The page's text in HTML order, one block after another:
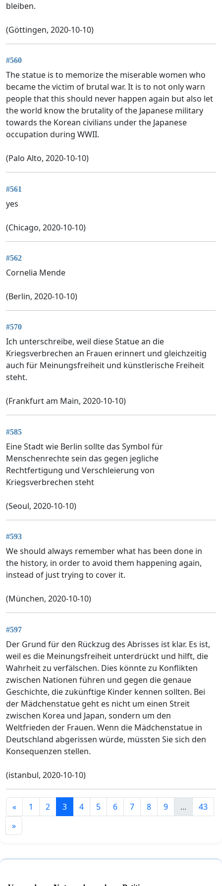
bleiben.
(Göttingen, 2020-10-10)
#560
The statue is to memorize the miserable women who
became the victim of brutal war. It is to not only warn
people that this should never happen again but also let
the world know the brutality of the Japanese military
towards the Korean civilians under the Japanese
occupation during WWII.
(Palo Alto, 2020-10-10)
#561
yes
(Chicago, 2020-10-10)
#562
Cornelia Mende
(Berlin, 2020-10-10)
#570
Ich unterschreibe, weil diese Statue an die
Kriegsverbrechen an Frauen erinnert und gleichzeitig
auch für Meinungsfreiheit und künstlerische Freiheit
steht.
(Frankfurt am Main, 2020-10-10)
#585
Eine Stadt wie Berlin sollte das Symbol für
Menschenrechte sein das gegen jegliche
Rechtfertigung und Verschleierung von
Kriegsverbrechen steht
(Seoul, 2020-10-10)
#593
We should always remember what has been done in
the history, in order to avoid them happening again,
instead of just trying to cover it.
(München, 2020-10-10)
#597
Der Grund für den Rückzug des Abrisses ist klar. Es ist,
weil es die Meinungsfreiheit unterdrückt und hilft, die
Wahrheit zu verfälschen. Dies könnte zu Konflikten
zwischen Nationen führen und gegen die genaue
Geschichte, die zukünftige Kinder kennen sollten. Bei
der Mädchenstatue geht es nicht um einen Streit
zwischen Korea und Japan, sondern um den
Weltfrieden der Frauen. Wenn die Mädchenstatue in
Deutschland abgerissen würde, müssten Sie sich den
Konsequenzen stellen.
(istanbul, 2020-10-10)
« 1 2 3 4 5 6 7 8 9 ...
43
»